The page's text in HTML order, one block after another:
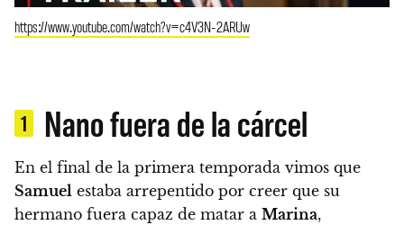
https://www.youtube.com/watch?v=c4V3N-2ARUw
1 Nano fuera de la cárcel
En el final de la primera temporada vimos que
Samuel estaba arrepentido por creer que su
hermano fuera capaz de matar a Marina,